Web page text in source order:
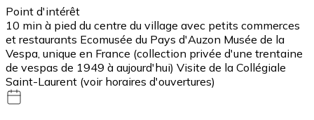
Point d'intérêt
10 min à pied du centre du village avec petits commerces
et restaurants Ecomusée du Pays d'Auzon Musée de la
Vespa, unique en France (collection privée d'une trentaine
de vespas de 1949 à aujourd'hui) Visite de la Collégiale
Saint-Laurent (voir horaires d'ouvertures)